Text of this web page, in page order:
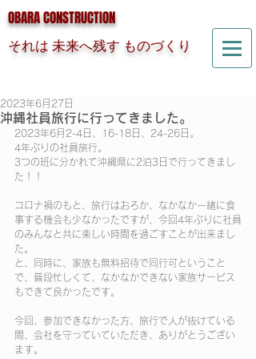
OBARA CONSTRUCTION
それは 未来へ残す ものづくり
沖縄社員旅行に行ってきました。
2023年6月27日
2023年6月2-4日、16-18日、24-26日。
4年ぶりの社員旅行。
3つの班に分かれて沖縄県に2泊3日で行ってきまし
た！！
コロナ禍のもと、旅行はおろか、なかなか一緒に食
事する機会も少なかったですが、今回4年ぶりに社員
のみんなと共に楽しい時間を過ごすことが出来まし
た。
と、同時に、家族も無料招待で同行可ということ
で、普段忙しくて、なかなかできない家族サービス
もできて良かったです。
今回、参加できなかった方、旅行で人が抜けている
間、会社を守っていていただき、ありがとうござい
ます。